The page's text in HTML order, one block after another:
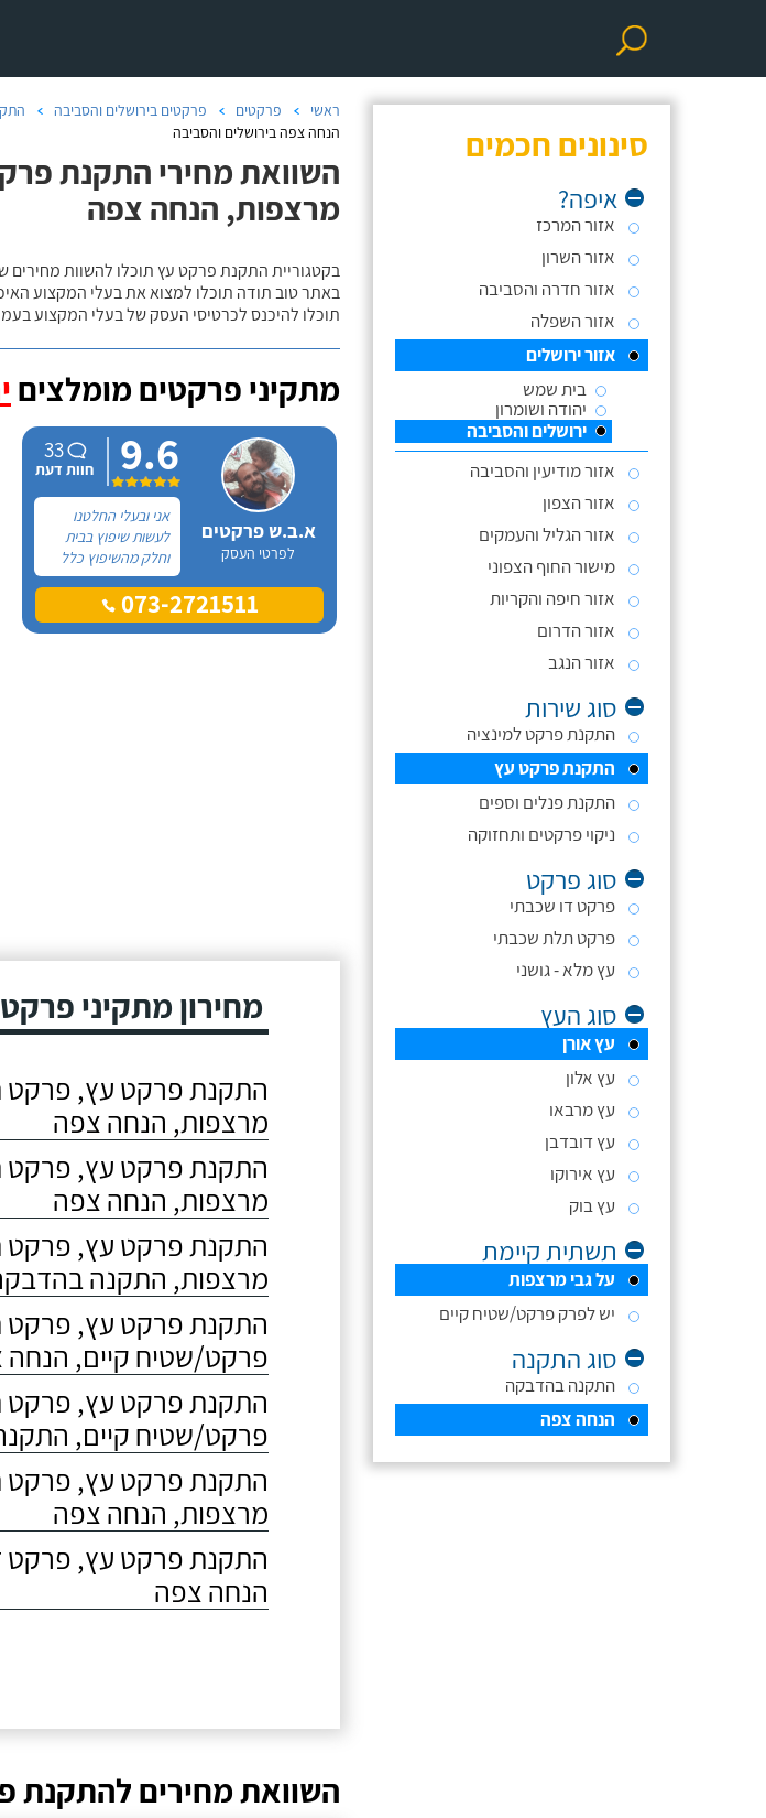
סינונים חכמים
איפה?
אזור המרכז
אזור השרון
אזור חדרה והסביבה
אזור השפלה
אזור ירושלים
בית שמש
יהודה ושומרון
ירושלים והסביבה
אזור מודיעין והסביבה
אזור הצפון
אזור הגליל והעמקים
מישור החוף הצפוני
אזור חיפה והקריות
אזור הדרום
אזור הנגב
סוג שירות
התקנת פרקט למינציה
התקנת פרקט עץ
התקנת פנלים וספים
ניקוי פרקטים ותחזוקה
סוג פרקט
פרקט דו שכבתי
פרקט תלת שכבתי
עץ מלא - גושני
סוג העץ
עץ אורן
עץ אלון
עץ מרבאו
עץ דובדבן
עץ אירוקו
עץ בוק
תשתית קיימת
על גבי מרצפות
יש לפרק פרקט/שטיח קיים
סוג התקנה
התקנה בהדבקה
הנחה צפה
ראשי פרקטים פרקטים בירושלים והסביבה
הנחה צפה בירושלים והסביבה
השוואת מחירי התקנת
מרצפות, הנחה צפה
בקטגוריית התקנת פרקט עץ תוכלו להשוות
באתר טוב תודה תוכלו למצוא את בעלי המקצוע
תוכלו להיכנס לכרטיסי העסק של בעלי המקצוע
מתקיני פרקטים מומלצים
א.ב.ש פרקטים
לפרטי העסק
9.6
33
חוות דעת
אני ובעלי החלטנו
לעשות שיפוץ בבית
וחלק מהשיפוץ כלל
פרקט למינציה שיותקן
מעל הריצוף (הישן)
הקיים. קנינו את
073-2721511
מחירון מתקיני
התקנת פרקט עץ, פרקט
מרצפות, הנחה צפה
התקנת פרקט עץ, פרקט
מרצפות, הנחה צפה
התקנת פרקט עץ, פרקט
מרצפות, התקנה
התקנת פרקט עץ, פרקט
פרקט/שטיח קיים,
התקנת פרקט עץ, פרקט
פרקט/שטיח קיים,
התקנת פרקט עץ, פרקט
מרצפות, הנחה צפה
התקנת פרקט עץ, פרקט
הנחה צפה
השוואת מחירים להתקנת